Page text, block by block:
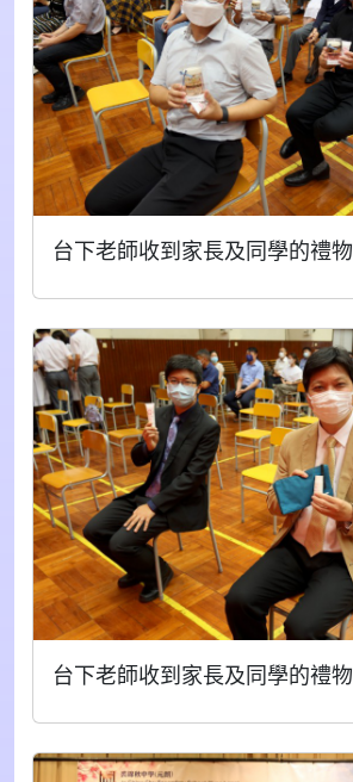
台下老師收到家長及同學的禮物
台下老師收到家長及同學的禮物